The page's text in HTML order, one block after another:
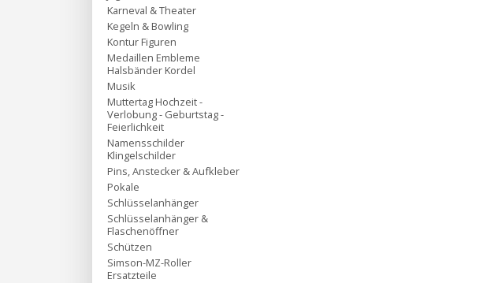
Karneval & Theater
Kegeln & Bowling
Kontur Figuren
Medaillen Embleme
Halsbänder Kordel
Musik
Muttertag Hochzeit -
Verlobung - Geburtstag -
Feierlichkeit
Namensschilder
Klingelschilder
Pins, Anstecker & Aufkleber
Pokale
Schlüsselanhänger
Schlüsselanhänger &
Flaschenöffner
Schützen
Simson-MZ-Roller
Ersatzteile